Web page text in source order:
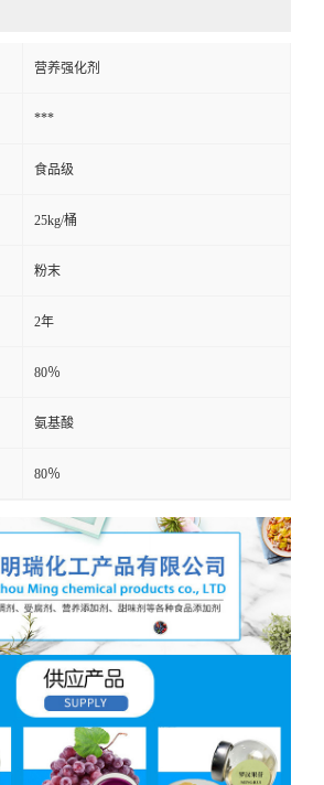
营养强化剂
***
食品级
25kg/桶
粉末
2年
80％
氨基酸
80％